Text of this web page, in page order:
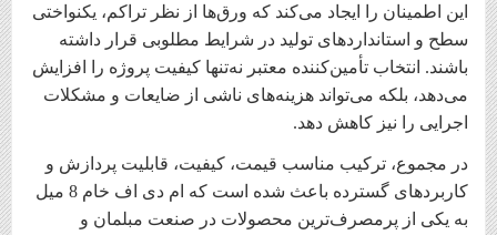
این اطمینان را ایجاد می‌کند که ورق‌ها از نظر تراکم، یکنواختی
سطح و استانداردهای تولید در شرایط مطلوبی قرار داشته
باشند. انتخاب تأمین‌کننده معتبر نه‌تنها کیفیت پروژه را افزایش
می‌دهد، بلکه می‌تواند هزینه‌های ناشی از ضایعات و مشکلات
اجرایی را نیز کاهش دهد.
در مجموع، ترکیب مناسب قیمت، کیفیت، قابلیت پردازش و
کاربردهای گسترده باعث شده است که ام دی اف خام 8 میل
به یکی از پرمصرف‌ترین محصولات در صنعت مبلمان و